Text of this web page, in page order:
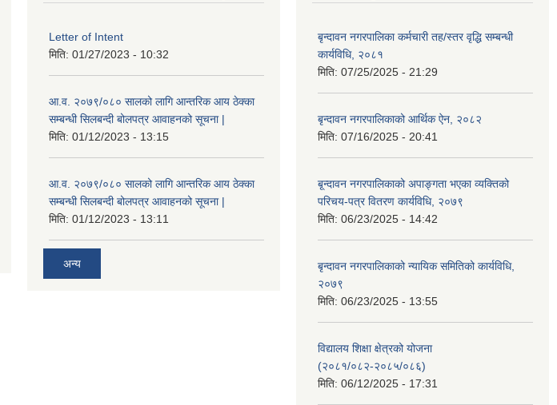
Letter of Intent
मिति: 01/27/2023 - 10:32
आ.व. २०७९/०८० सालको लागि आन्तरिक आय ठेक्का
सम्बन्धी सिलबन्दी बोलपत्र आवाहनको सूचना |
मिति: 01/12/2023 - 13:15
आ.व. २०७९/०८० सालको लागि आन्तरिक आय ठेक्का
सम्बन्धी सिलबन्दी बोलपत्र आवाहनको सूचना |
मिति: 01/12/2023 - 13:11
अन्य
बृन्दावन नगरपालिका कर्मचारी तह/स्तर वृद्धि सम्बन्धी
कार्यविधि, २०८१
मिति: 07/25/2025 - 21:29
बृन्दावन नगरपालिकाको आर्थिक ऐन, २०८२
मिति: 07/16/2025 - 20:41
बृ्न्दावन नगरपालिकाको अपाङ्गता भएका व्यक्तिको
परिचय-पत्र वितरण कार्यविधि, २०७९
मिति: 06/23/2025 - 14:42
बृन्दावन नगरपालिकाको न्यायिक समितिको कार्यविधि,
२०७९
मिति: 06/23/2025 - 13:55
विद्यालय शिक्षा क्षेत्रको योजना
(२०८१/०८२-२०८५/०८६)
मिति: 06/12/2025 - 17:31